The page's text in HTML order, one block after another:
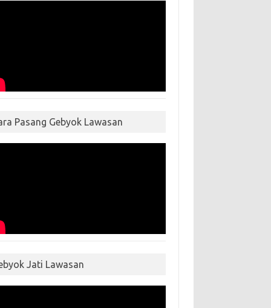
Pasang Gebyok Lawasan
Jati Lawasan